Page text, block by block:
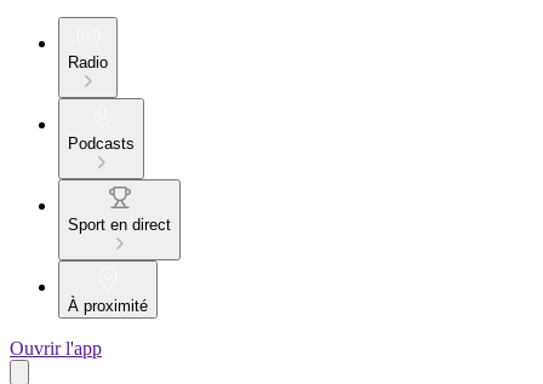
Radio
Podcasts
Sport en direct
À proximité
Ouvrir l'app